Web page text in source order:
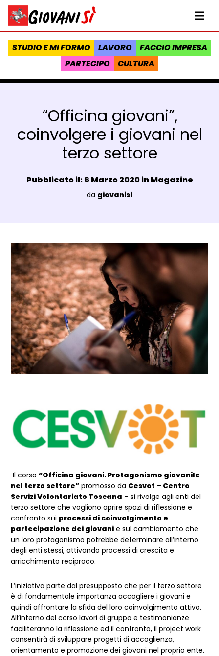
Vai al contenuto
Homepage Giovanisì - Progetto della Regione Toscana
STUDIO E MI FORMO LAVORO
FACCIO IMPRESA
PARTECIPO
CULTURA
“Officina giovani”,
coinvolgere i giovani nel
terzo settore
Data e ora:
Pubblicato il: 6 Marzo 2020 inMagazine
Luogo:
da giovanisì
Dettagli Post Magazine
Il corso“Officina giovani. Protagonismo giovanile
nel terzo settore” promosso da Cesvot – Centro
Servizi Volontariato Toscana – si rivolge agli enti del
terzo settore che vogliono aprire spazi di riflessione e
confronto sui processi di coinvolgimento e
partecipazione dei giovani e sul cambiamento che
un loro protagonismo potrebbe determinare all’interno
degli enti stessi, attivando processi di crescita e
arricchimento reciproco.
L’iniziativa parte dal presupposto che per il terzo settore
è di fondamentale importanza accogliere i giovani e
quindi affrontare la sfida del loro coinvolgimento attivo.
All’interno del corso lavori di gruppo e testimonianze
faciliteranno la riflessione ed il confronto, il project work
consentirà di sviluppare progetti di accoglienza,
orientamento e promozione dei giovani nel proprio ente.